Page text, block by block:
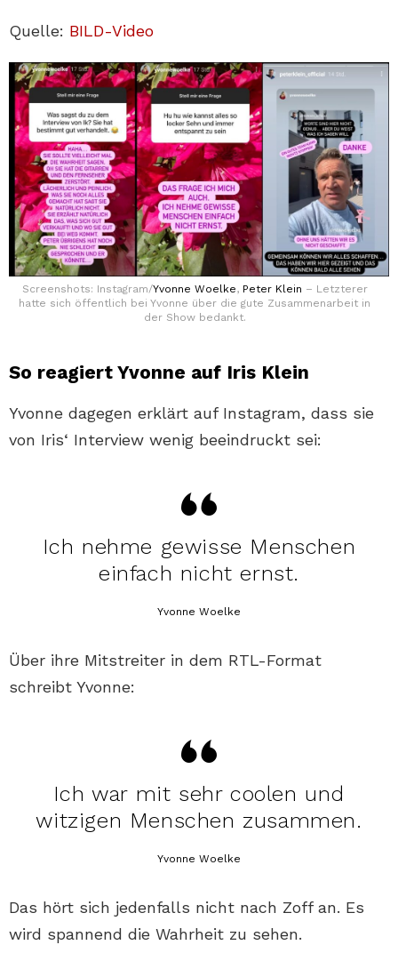
Quelle: BILD-Video
Screenshots: Instagram/Yvonne Woelke, Peter Klein – Letzterer
hatte sich öffentlich bei Yvonne über die gute Zusammenarbeit in
der Show bedankt.
So reagiert Yvonne auf Iris Klein
Yvonne dagegen erklärt auf Instagram, dass sie
von Iris‘ Interview wenig beeindruckt sei:
Ich nehme gewisse Menschen
einfach nicht ernst.
Yvonne Woelke
Über ihre Mitstreiter in dem RTL-Format
schreibt Yvonne:
Ich war mit sehr coolen und
witzigen Menschen zusammen.
Yvonne Woelke
Das hört sich jedenfalls nicht nach Zoff an. Es
wird spannend die Wahrheit zu sehen.